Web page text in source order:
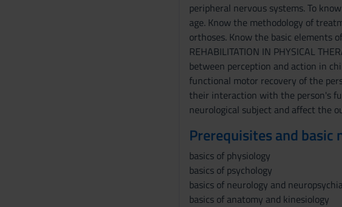
peripheral nervous systems. To
age. Know the methodology of
orthoses. Know the basic elements
REHABILITATION IN PHYSICAL
between perception and action in
functional motor recovery of the
their interaction with the person's
neurological subject and affect the
Prerequisites and basic
basics of physiology
basics of psychology
basics of neurology and
basics of anatomy and kinesiology